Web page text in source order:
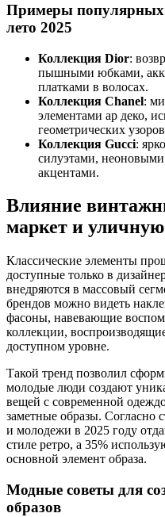
Примеры популярных
лето 2025
Коллекция Dior:
пышными юбками,
платками в волосах.
Коллекция Chanel:
элементами ар деко,
геометрических
Коллекция Gucci:
силуэтами,
акцентами.
Влияние
маркет и
Классические элементы
доступные только в
внедряются в массовый
брендов можно видеть
фасоны, навевающие
коллекции,
доступном уровне.
Такой тренд позволил
молодые люди создают
вещей с современной
заметные образы. Согласно
и молодежи в 2025 году
стиле ретро, а 35%
основной элемент образа.
Модные советы для
образов